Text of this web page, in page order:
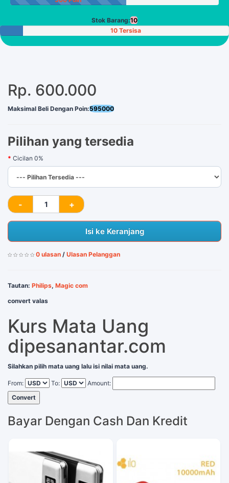
Stok Barang:10
10 Tersisa
Rp. 600.000
Maksimal Beli Dengan Poin:595000
Pilihan yang tersedia
Cicilan 0%
Isi ke Keranjang
0 ulasan / Ulasan Pelanggan
Tautan: Philips, Magic com
convert valas
Kurs Mata Uang
dipesanantar.com
Silahkan pilih mata uang lalu isi nilai mata uang.
From: To:
Amount:
Convert
Bayar Dengan Cash Dan Kredit